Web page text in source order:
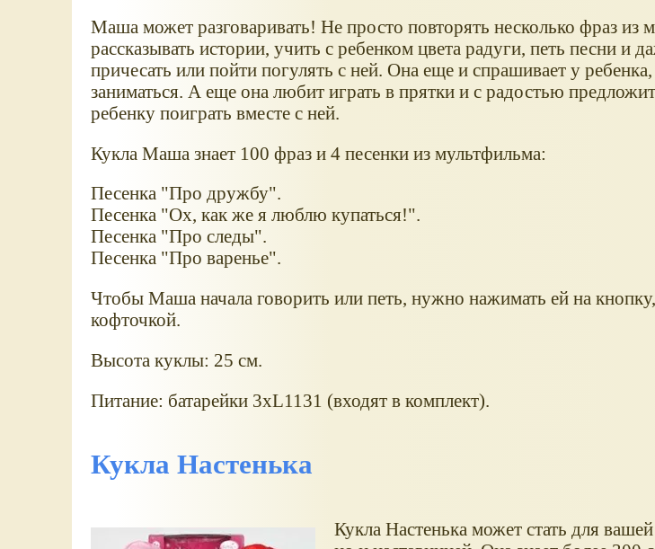
Маша может разговаривать! Не просто повторять несколько фраз из
рассказывать истории, учить с ребенком цвета радуги, петь песни и
причесать или пойти погулять с ней. Она еще и спрашивает у
заниматься. А еще она любит играть в прятки и с радостью
ребенку поиграть вместе с ней.
Кукла Маша знает 100 фраз и 4 песенки из мультфильма:
Песенка "Про дружбу".
Песенка "Ох, как же я люблю купаться!".
Песенка "Про следы".
Песенка "Про варенье".
Чтобы Маша начала говорить или петь, нужно нажимать ей на
кофточкой.
Высота куклы: 25 см.
Питание: батарейки 3хL1131 (входят в комплект).
Кукла Настенька
Кукла Настенька может стать для